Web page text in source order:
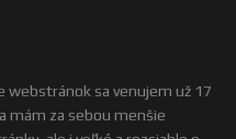
webstránok sa venujem už 17
mám za sebou menšie